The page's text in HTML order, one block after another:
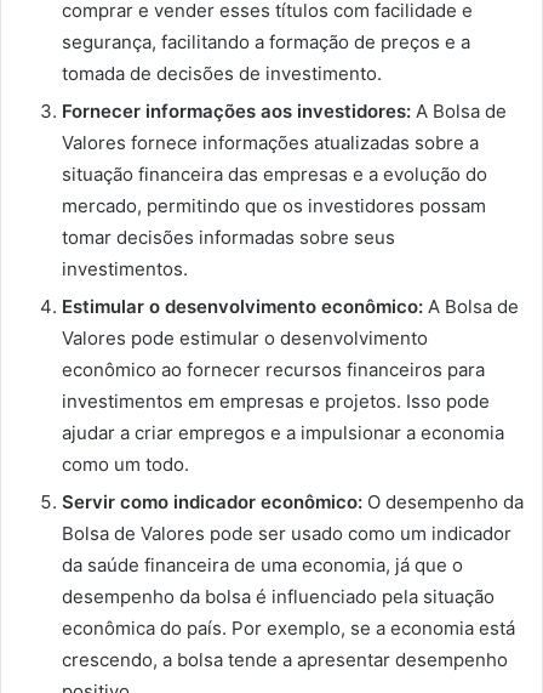
comprar e vender esses títulos com facilidade e
segurança, facilitando a formação de preços e a
tomada de decisões de investimento.
Fornecer informações aos investidores: A Bolsa de
Valores fornece informações atualizadas sobre a
situação financeira das empresas e a evolução do
mercado, permitindo que os investidores possam
tomar decisões informadas sobre seus
investimentos.
Estimular o desenvolvimento econômico: A Bolsa de
Valores pode estimular o desenvolvimento
econômico ao fornecer recursos financeiros para
investimentos em empresas e projetos. Isso pode
ajudar a criar empregos e a impulsionar a economia
como um todo.
Servir como indicador econômico: O desempenho da
Bolsa de Valores pode ser usado como um indicador
da saúde financeira de uma economia, já que o
desempenho da bolsa é influenciado pela situação
econômica do país. Por exemplo, se a economia está
crescendo, a bolsa tende a apresentar desempenho